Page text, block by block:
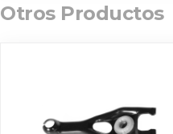
Otros Productos